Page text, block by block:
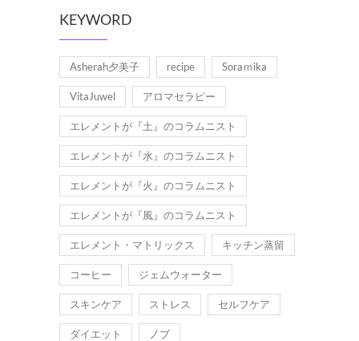
KEYWORD
Asherah夕美子 recipe Soraｍika
VitaJuwel アロマセラピー
エレメントが『土』のコラムニスト
エレメントが『水』のコラムニスト
エレメントが『火』のコラムニスト
エレメントが『風』のコラムニスト
エレメント・マトリックス キッチン蒸留
コーヒー ジェムウォーター
スキンケア ストレス セルフケア
ダイエット ノブ